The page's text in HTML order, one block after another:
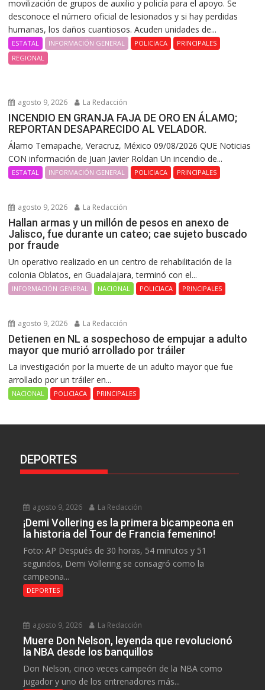
movilización de grupos de auxilio y policía para el apoyo. Se
desconoce el número oficial de lesionados y si hay perdidas
humanas, los daños cuantiosos. Acuden unidades de...
ESTATAL INFORMACIÓN GENERAL POLICIACA
PRINCIPALES
REGIONAL
agosto 9, 2026 La Redacción
INCENDIO EN GRANJA FAJA DE ORO EN ÁLAMO;
REPORTAN DESAPARECIDO AL VELADOR.
Álamo Temapache, Veracruz, México 09/08/2026 QUE Noticias
CON información de Juan Javier Roldan Un incendio de...
ESTATAL INFORMACIÓN GENERAL POLICIACA PRINCIPALES
agosto 9, 2026 La Redacción
Hallan armas y un millón de pesos en anexo de
Jalisco, fue durante un cateo; cae sujeto buscado
por fraude
Un operativo realizado en un centro de rehabilitación de la
colonia Oblatos, en Guadalajara, terminó con el...
INFORMACIÓN GENERAL NACIONAL POLICIACA PRINCIPALES
agosto 9, 2026 La Redacción
Detienen en NL a sospechoso de empujar a adulto
mayor que murió arrollado por tráiler
La investigación por la muerte de un adulto mayor que fue
arrollado por un tráiler en...
NACIONAL POLICIACA PRINCIPALES
DEPORTES
agosto 9, 2026 La Redacción
¡Demi Vollering es la primera bicampeona en
la historia del Tour de Francia femenino!
Foto: AP Después de 30 horas, 54 minutos y 51
segundos, Demi Vollering se consagró como la
campeona...
DEPORTES
agosto 9, 2026 La Redacción
Muere Don Nelson, leyenda que revolucionó
la NBA desde los banquillos
Don Nelson, cinco veces campeón de la NBA como
jugador y uno de los entrenadores más...